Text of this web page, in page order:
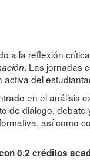
a la reflexión
. Las jornadas
activa del
en el
de diálogo,
así como
0,2 créditos